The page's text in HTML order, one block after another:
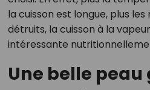
la cuisson est longue, plus
détruits, la cuisson à la
intéressante
Une belle peau